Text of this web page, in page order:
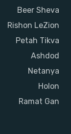
Beer Sheva
Rishon LeZion
Petah Tikva
Ashdod
Netanya
Holon
Ramat Gan